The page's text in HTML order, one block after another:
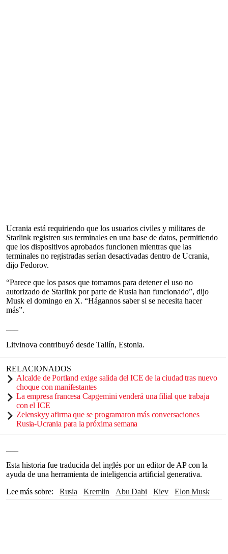
Ucrania está requiriendo que los usuarios civiles y militares de
Starlink registren sus terminales en una base de datos, permitiendo
que los dispositivos aprobados funcionen mientras que las
terminales no registradas serían desactivadas dentro de Ucrania,
dijo Fedorov.
“Parece que los pasos que tomamos para detener el uso no
autorizado de Starlink por parte de Rusia han funcionado”, dijo
Musk el domingo en X. “Hágannos saber si se necesita hacer
más”.
Litvinova contribuyó desde Tallín, Estonia.
RELACIONADOS
Alcalde de Portland exige salida del ICE de la ciudad tras nuevo
choque con manifestantes
La empresa francesa Capgemini venderá una filial que trabaja
con el ICE
Zelenskyy afirma que se programaron más conversaciones
Rusia-Ucrania para la próxima semana
Esta historia fue traducida del inglés por un editor de AP con la
ayuda de una herramienta de inteligencia artificial generativa.
Lee más sobre
Rusia Kremlin Abu Dabi Kiev
Elon Musk